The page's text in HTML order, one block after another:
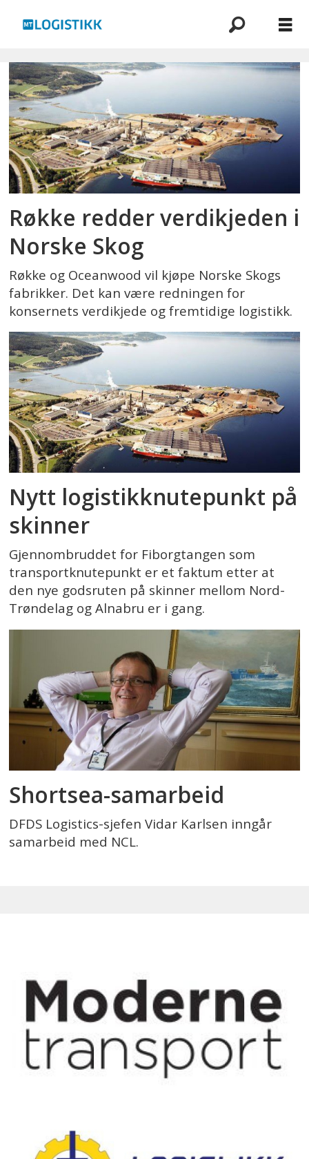
Emne:
fiborgtangen
Røkke redder verdikjeden i
Norske Skog
Røkke og Oceanwood vil kjøpe Norske Skogs
fabrikker. Det kan være redningen for
konsernets verdikjede og fremtidige logistikk.
Nytt logistikknutepunkt på
skinner
Gjennombruddet for Fiborgtangen som
transportknutepunkt er et faktum etter at
den nye godsruten på skinner mellom Nord-
Trøndelag og Alnabru er i gang.
Shortsea-samarbeid
DFDS Logistics-sjefen Vidar Karlsen inngår
samarbeid med NCL.